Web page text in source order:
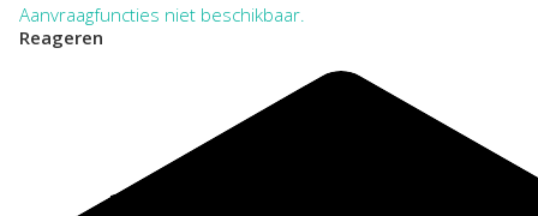
Aanvraagfuncties niet beschikbaar.
Reageren